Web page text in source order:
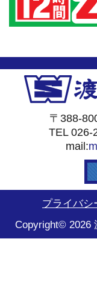
〒388-
TEL
mail:
プライバシ
Copyright© 2026